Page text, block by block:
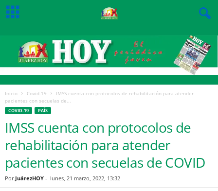
Inicio Covid-19
IMSS cuenta con protocolos de rehabilitación para atender
pacientes con secuelas de...
COVID-19 PAÍS
IMSS cuenta con protocolos de
rehabilitación para atender
pacientes con secuelas de COVID
Por JuárezHOY - lunes, 21 marzo, 2022, 13:32